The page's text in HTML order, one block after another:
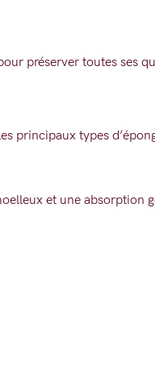
préserver toutes ses
principaux types
et une absorption